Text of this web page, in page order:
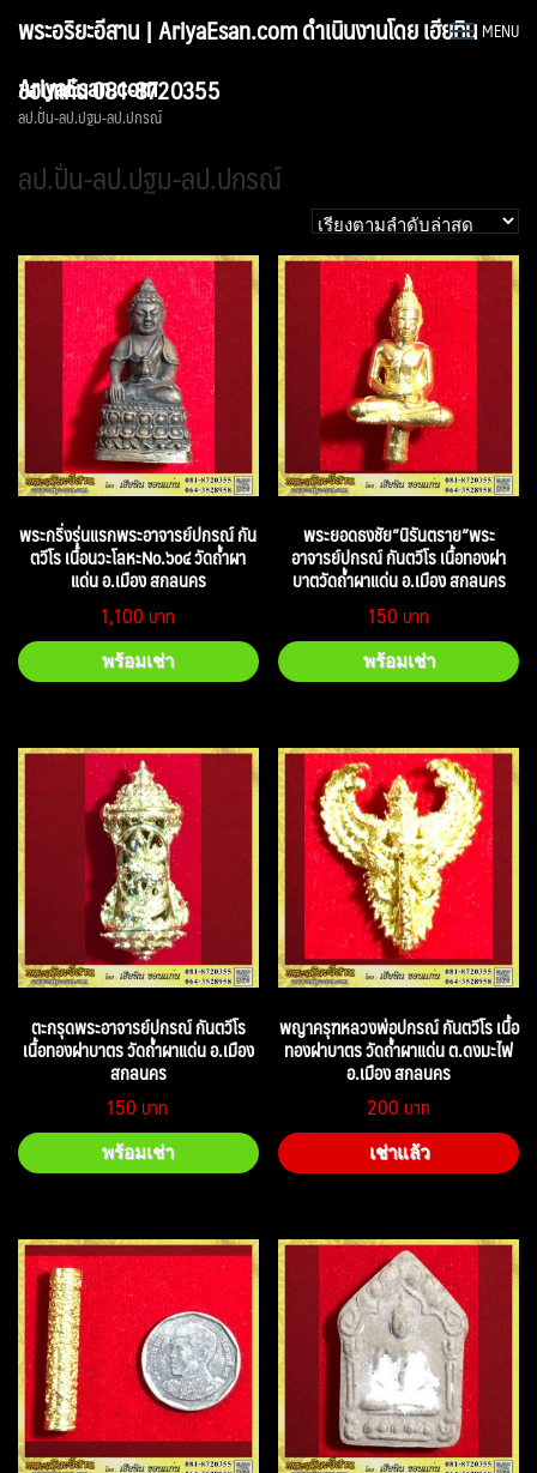
พระอริยะอีสาน | AriyaEsan.com ดำเนินงานโดย เฮียทิน
ขอนแก่น 081-8720355
MENU
AriyaEsan.com
ลป.ปั่น-ลป.ปฐม-ลป.ปกรณ์
ลป.ปั่น-ลป.ปฐม-ลป.ปกรณ์
พระกริ่งรุ่นแรกพระอาจารย์ปกรณ์ กัน
ตวีโร เนื้อนวะโลหะNo.๖๐๔ วัดถ้ำผา
แด่น อ.เมือง สกลนคร
1,100
พร้อมเช่า
พระยอดธงชัย”นิรันตราย”พระ
อาจารย์ปกรณ์ กันตวีโร เนื้อทองฝา
บาตวัดถ้ำผาแด่น อ.เมือง สกลนคร
150
พร้อมเช่า
ตะกรุดพระอาจารย์ปกรณ์ กันตวีโร
เนื้อทองฝาบาตร วัดถ้ำผาแด่น อ.เมือง
สกลนคร
150
พร้อมเช่า
พญาครุฑหลวงพ่อปกรณ์ กันตวีโร เนื้อ
ทองฝาบาตร วัดถ้ำผาแด่น ต.ดงมะไฟ
อ.เมือง สกลนคร
200
เช่าแล้ว